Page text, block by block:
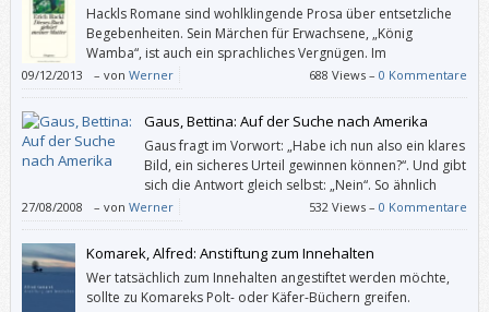
Hackls Romane sind wohlklingende Prosa über entsetzliche
Begebenheiten. Sein Märchen für Erwachsene, „König
Wamba“, ist auch ein sprachliches Vergnügen. Im
Gedichtband „Dieses Buch gehört meiner Mutter“ aber
bedient er sich einer gewöhnlichen Sprache in oft abgehacktem
Rhythmus. Und die gefällt mir nicht.
09/12/2013 – von Werner 688 Views –0 Kommentare
Gaus, Bettina: Auf der Suche nach Amerika
Gaus fragt im Vorwort: „Habe ich nun also ein klares
Bild, ein sicheres Urteil gewinnen können?“. Und gibt
sich die Antwort gleich selbst: „Nein“. So ähnlich
war’s bei mir auch: Dieses Buch ist ziemlich spurlos
an mir vorübergegangen.
27/08/2008 – von Werner 532 Views –0 Kommentare
Komarek, Alfred: Anstiftung zum Innehalten
Wer tatsächlich zum Innehalten angestiftet werden möchte,
sollte zu Komareks Polt- oder Käfer-Büchern greifen.